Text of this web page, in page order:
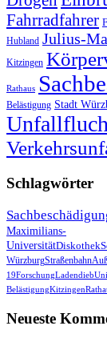
Fahrradfahrer
Hubland Julius-
Kitzingen
Rathaus
Belästigung Stadt
Schlagwörter
Maximilians-
UniversitätDiskothek
WürzburgStraßenbahn
19ForschungLadendieb
BelästigungKitzingen
Neueste